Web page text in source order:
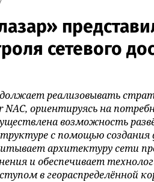
сетевого
реализовывать
NAC, ориентируясь на
возможность
с помощью
архитектуру сети
и обеспечивает
в геораспределённой